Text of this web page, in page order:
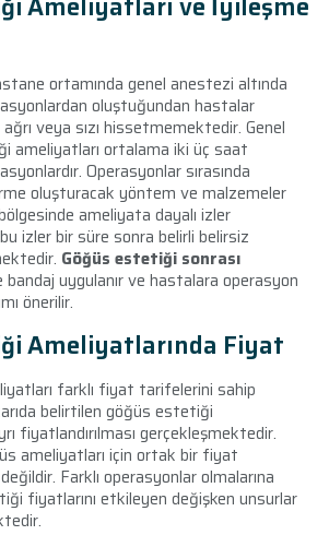
ortamında genel anestezi altında
oluştuğundan hastalar
veya sızı hissetmemektedir. Genel
ameliyatları ortalama iki üç saat
Operasyonlar sırasında
oluşturacak yöntem ve malzemeler
ameliyata dayalı izler
izler bir süre sonra belirli belirsiz
Göğüs estetiği sonrası
uygulanır ve hastalara operasyon
önerilir.
Ameliyatlarında Fiyat
farklı fiyat tarifelerini sahip
belirtilen göğüs estetiği
fiyatlandırılması gerçekleşmektedir.
ameliyatları için ortak bir fiyat
Farklı operasyonlar olmalarına
fiyatlarını etkileyen değişken unsurlar